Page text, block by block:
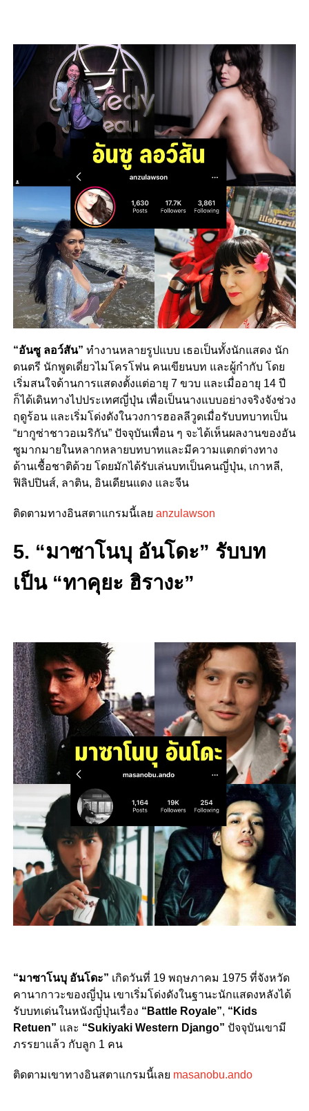
“อันซู ลอว์สัน” ทำงานหลายรูปแบบ เธอเป็นทั้งนักแสดง นัก
ดนตรี นักพูดเดี่ยวไมโครโฟน คนเขียนบท และผู้กำกับ โดย
เริ่มสนใจด้านการแสดงตั้งแต่อายุ 7 ขวบ และเมื่ออายุ 14 ปี
ก็ได้เดินทางไปประเทศญี่ปุ่น เพื่อเป็นนางแบบอย่างจริงจังช่วง
ฤดูร้อน และเริ่มโด่งดังในวงการฮอลลีวูดเมื่อรับบทบาทเป็น
“ยากูซ่าชาวอเมริกัน” ปัจจุบันเพื่อน ๆ จะได้เห็นผลงานของอัน
ซูมากมายในหลากหลายบทบาทและมีความแตกต่างทาง
ด้านเชื้อชาติด้วย โดยมักได้รับเล่นบทเป็นคนญี่ปุ่น, เกาหลี,
ฟิลิปปินส์, ลาติน, อินเดียนแดง และจีน
ติดตามทางอินสตาแกรมนี้เลย anzulawson
5. “มาซาโนบุ อันโดะ” รับบท
เป็น “ทาคุยะ ฮิรางะ”
“มาซาโนบุ อันโดะ” เกิดวันที่ 19 พฤษภาคม 1975 ที่จังหวัด
คานากาวะของญี่ปุ่น เขาเริ่มโด่งดังในฐานะนักแสดงหลังได้
รับบทเด่นในหนังญี่ปุ่นเรื่อง “Battle Royale”, “Kids
Retuen” และ “Sukiyaki Western Django” ปัจจุบันเขามี
ภรรยาแล้ว กับลูก 1 คน
ติดตามเขาทางอินสตาแกรมนี้เลย masanobu.ando